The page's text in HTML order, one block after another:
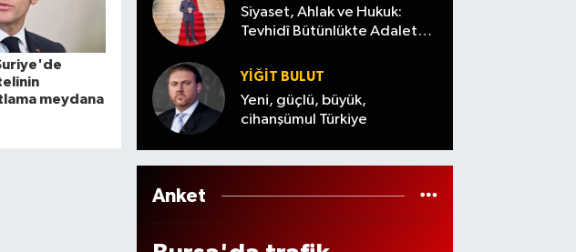
meydana
dı
peşin
fırsatı
dikka
t çekti
Siyaset, Ahlak ve Hukuk:
Tevhidî Bütünlükte Adalet
YİĞİT BULUT
Yeni, güçlü, büyük,
cihanşümul Türkiye
Anket